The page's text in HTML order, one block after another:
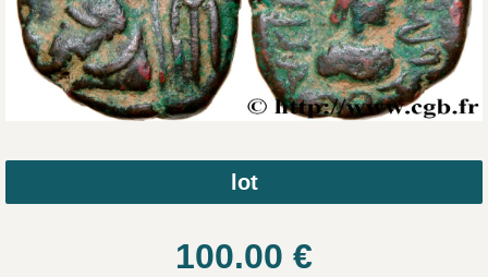
lot
100.00 €